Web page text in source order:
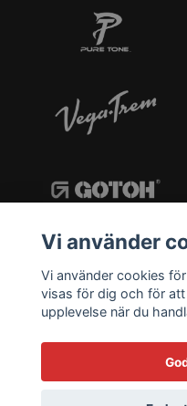
Vi använder
Vi använder cookies
visas för dig och för
upplevelse när du